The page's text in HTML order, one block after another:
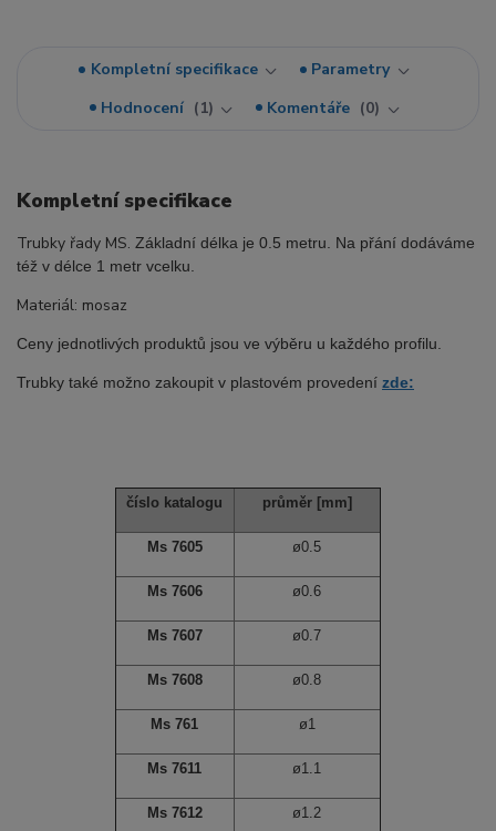
Kompletní specifikace
Parametry
Hodnocení
1 Komentáře 0
Kompletní specifikace
Trubky řady MS. Základní délka je 0.5 metru. Na přání dodáváme
též v délce 1 metr vcelku.
Materiál: mosaz
Ceny jednotlivých produktů jsou ve výběru u každého profilu.
Trubky také možno zakoupit v plastovém provedení zde:
číslo katalogu průměr [mm]
Ms 7605 ø0.5
Ms 7606 ø0.6
Ms 7607 ø0.7
Ms 7608 ø0.8
Ms 761 ø1
Ms 7611 ø1.1
Ms 7612 ø1.2